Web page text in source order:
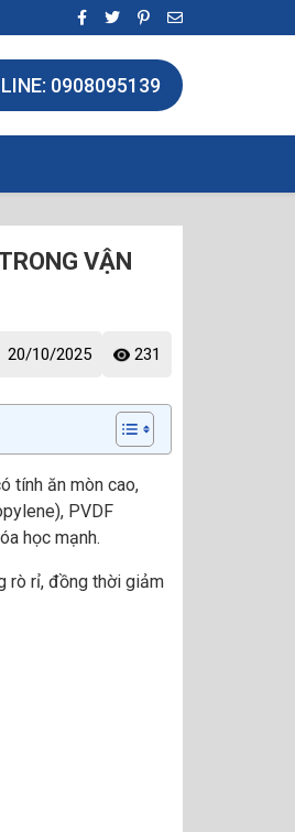
0908095139
VẬN
20/10/2025 231
tính ăn mòn cao,
PVDF
học mạnh.
rò rỉ, đồng thời giảm